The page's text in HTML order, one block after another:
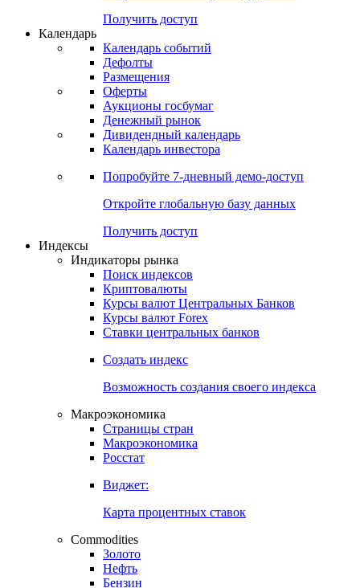
Попробуйте7-дневный
Откройте глобальную базу данных
Получить доступ
Календарь
Календарь событий
Дефолты
Размещения
Оферты
Денежный рынок
Календарь инвестора
Попробуйте7-дневный
Откройте глобальную базу данных
Получить доступ
Индикаторы рынка
Поиск индексов
Курсы валют Центральных Банков
Ставки центральных банков
Создать индекс
Возможность создания своего индекса
Страницы стран
Росстат
Виджет:
Карта процентных ставок